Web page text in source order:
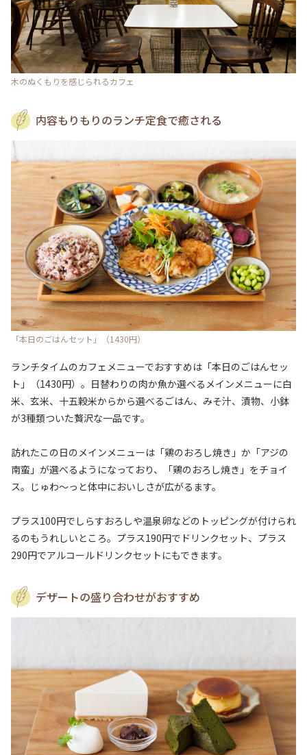
木のぬくもりを感じられるカフェ
内容もりもりのランチ定食で癒される
「本日のごはんセット」（1430円）
ランチタイムのカフェメニューでおすすめは「本日のごはんセッ
ト」（1430円）。日替わりの肉か魚か選べるメインメニューに白
米、玄米、十五穀米からから選べるごはん、みそ汁、漬物、小鉢
が3種類ついた贅沢な一品です。
訪れたこの日のメインメニューは「鶏のおろし焼き」か「アジの
南蛮」が選べるようになっており、「鶏のおろし焼き」をチョイ
ス。じゅわ～っと体中においしさが広がるます。
プラス100円でしらすおろしや温泉卵などのトッピングが付けられ
るのもうれしいところ。プラス190円でドリンクセット、プラス
290円でアルコールドリンクセットにもできます。
デザートの盛り合わせがおすすめ